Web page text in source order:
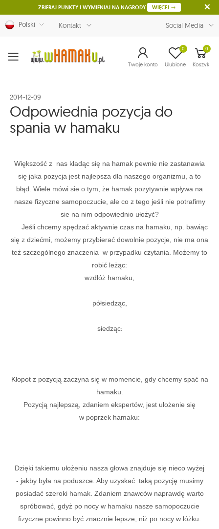
ZBIERAJ PUNKTY I WYMIENIAJ NA NAGRODY WIĘCEJ
Polski Kontakt Social Media
Menu Twoje konto Ulubione
0 0
Koszyk
2014-12-09
Odpowiednia pozycja do
spania w hamaku
Większość z nas kładąc się na hamak pewnie nie zastanawia
się jaka pozycja jest najlepsza dla naszego organizmu, a to
błąd. Wiele mówi sie o tym, że hamak pozytywnie wpływa na
nasze fizyczne samopoczucie, ale co z tego jeśli nie potrafimy
sie na nim odpowiednio ułożyć?
Jeśli chcemy spędzać aktywnie czas na hamaku, np. bawiąc
się z dziećmi, możemy przybierać dowolnie pozycje, nie ma ona
też szczególnego znaczenia w przypadku czytania. Możemy to
robić leżąc:
wzdłóż hamaku,
półsiedząc,
siedząc:
Kłopot z pozycją zaczyna się w momencie, gdy chcemy spać na
hamaku.
Pozycją najlepszą, zdaniem ekspertów, jest ułożenie się
w poprzek hamaku:
Dzięki takiemu ułożeniu nasza głowa znajduje się nieco wyżej
- jakby była na poduszce. Aby uzyskać taką pozycję musimy
posiadać szeroki hamak. Zdaniem znawców naprawdę warto
spróbować, gdyż po nocy w hamaku nasze samopoczucie
fizyczne powinno być znacznie lepsze, niż po nocy w łóżku.